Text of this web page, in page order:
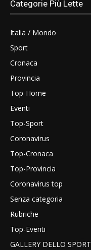
Categorie Più Lette
Italia / Mondo
Sport
Cronaca
Provincia
Top-Home
Eventi
Top-Sport
Coronavirus
Top-Cronaca
Top-Provincia
Coronavirus top
Senza categoria
Rubriche
Top-Eventi
GALLERY DELLO SPORT